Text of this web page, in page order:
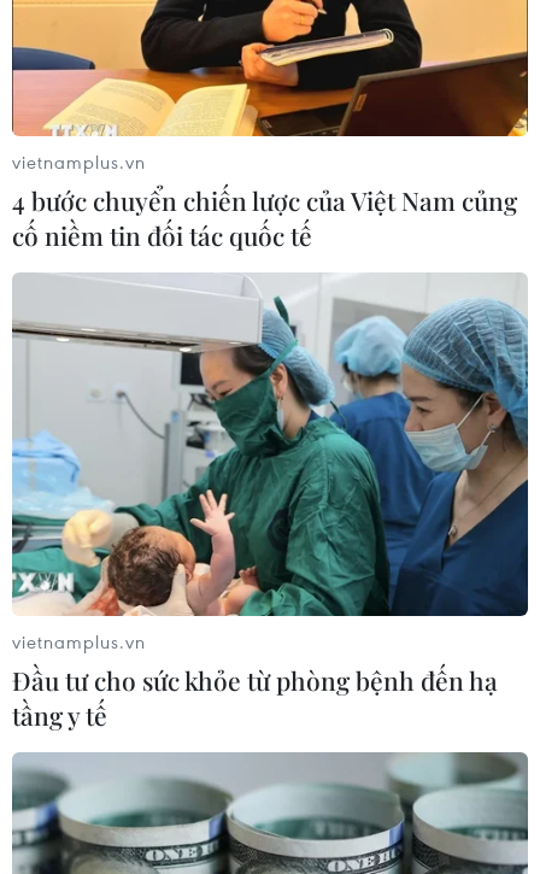
Bồ Đào Nha có thành tích đối đầu siêu tệ
trước đội tuyển Pháp
Bồ Đào Nhà đã giành vé vào chung kết EURO 2016,
nhưng tham vọng lần đầu lên ngôi của họ sẽ gặp vô
cùng khó khăn khi đối thủ là chủ nhà Pháp.
vietnamplus.vn
4 bước chuyển chiến lược của Việt Nam củng
cố niềm tin đối tác quốc tế
vietnamplus.vn
Đầu tư cho sức khỏe từ phòng bệnh đến hạ
tầng y tế